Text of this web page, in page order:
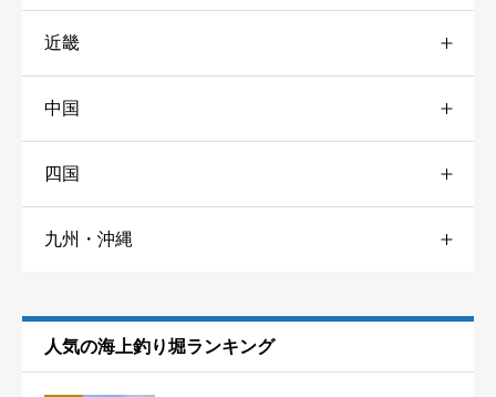
由良海洋釣堀
総合評価
福島
神奈川
千葉
茨城
新潟
富山
石川
福井
静岡 6
近畿
三重
京都
大阪
兵庫 12
中国
広島
山口
四国
香川
九州・沖縄
佐賀 2
人気の海上釣り堀ランキング